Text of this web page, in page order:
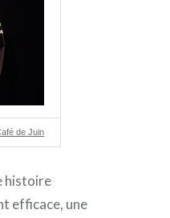
de Juin
histoire
efficace, une